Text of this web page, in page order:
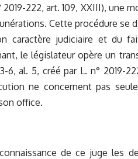
222, art. 109, XXIII), une
Cette procédure se
caractère judiciaire et du
le législateur opère un
6, al. 5, créé par L. n° 2019-
ne concernent pas
office.
de ce juge les